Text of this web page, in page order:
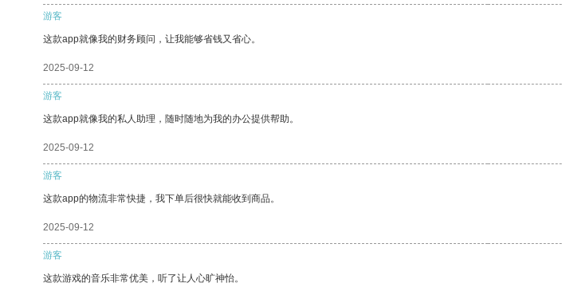
游客
这款app就像我的财务顾问，让我能够省钱又省心。
2025-09-12
游客
这款app就像我的私人助理，随时随地为我的办公提供帮助。
2025-09-12
游客
这款app的物流非常快捷，我下单后很快就能收到商品。
2025-09-12
游客
这款游戏的音乐非常优美，听了让人心旷神怡。